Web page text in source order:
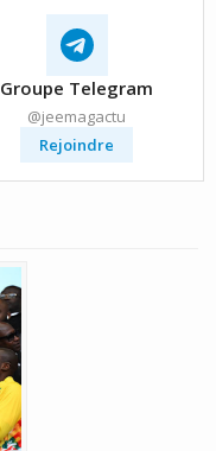
Groupe Telegram
@jeemagactu
Rejoindre